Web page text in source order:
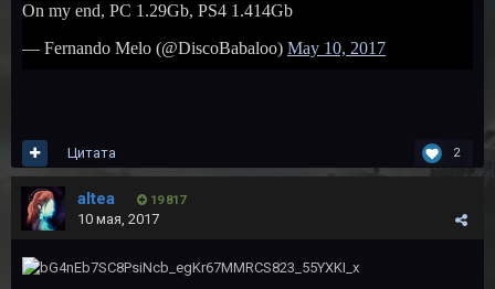
2
Цитата
altea 19 817
10 мая, 2017